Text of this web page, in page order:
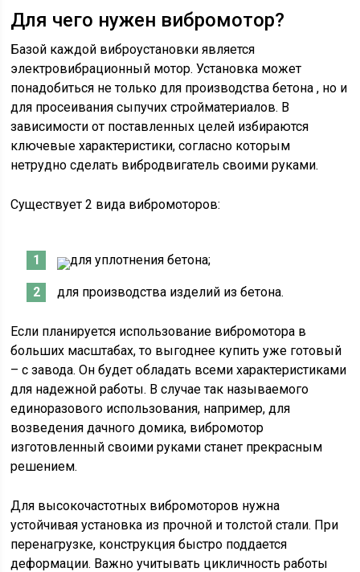
Для чего нужен вибромотор?
Базой каждой виброустановки является
электровибрационный мотор. Установка может
понадобиться не только для производства бетона , но и
для просеивания сыпучих стройматериалов. В
зависимости от поставленных целей избираются
ключевые характеристики, согласно которым
нетрудно сделать вибродвигатель своими руками.
Существует 2 вида вибромоторов:
для уплотнения бетона;
для производства изделий из бетона.
Если планируется использование вибромотора в
больших масштабах, то выгоднее купить уже готовый
– с завода. Он будет обладать всеми характеристиками
для надежной работы. В случае так называемого
единоразового использования, например, для
возведения дачного домика, вибромотор
изготовленный своими руками станет прекрасным
решением.
Для высокочастотных вибромоторов нужна
устойчивая установка из прочной и толстой стали. При
перенагрузке, конструкция быстро поддается
деформации. Важно учитывать цикличность работы